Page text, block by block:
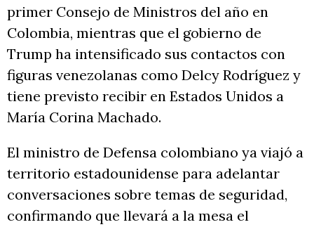
primer Consejo de Ministros del año en
Colombia, mientras que el gobierno de
Trump ha intensificado sus contactos con
figuras venezolanas como Delcy Rodríguez y
tiene previsto recibir en Estados Unidos a
María Corina Machado.
El ministro de Defensa colombiano ya viajó a
territorio estadounidense para adelantar
conversaciones sobre temas de seguridad,
confirmando que llevará a la mesa el